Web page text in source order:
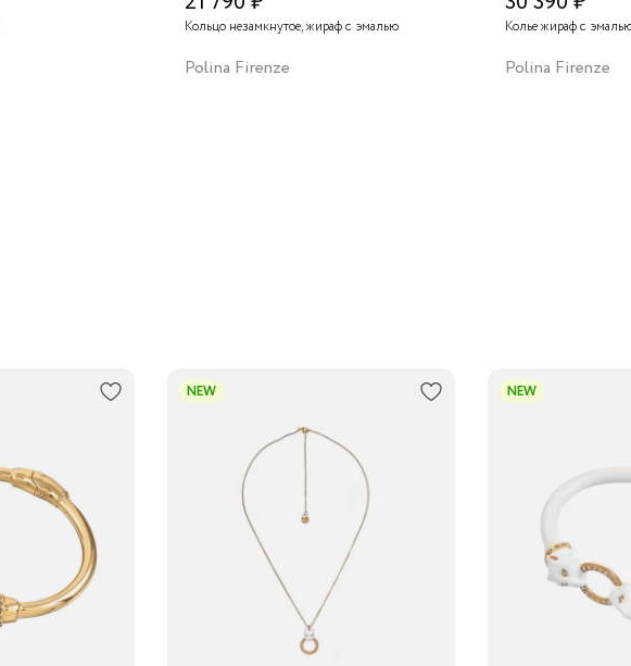
Кольцо незамкнутое, жираф с эмалью
Polina Firenze
Колье жираф с
Polina Firenze
NEW NEW